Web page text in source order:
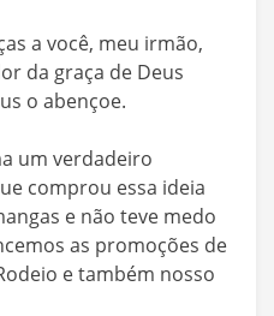
a você, meu irmão,
da graça de Deus
o abençoe.
um verdadeiro
comprou essa ideia
e não teve medo
as promoções de
e também nosso